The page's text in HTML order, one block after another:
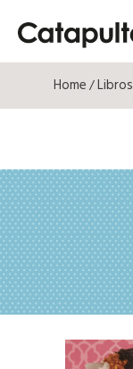
Home/Libros